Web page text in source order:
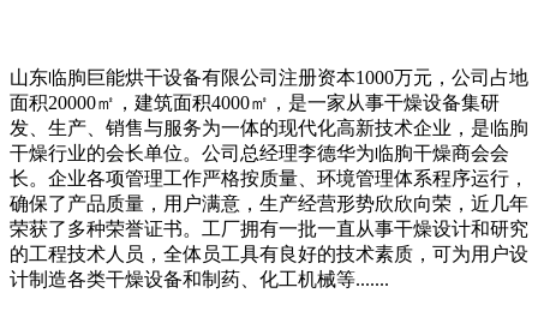
山东临朐巨能烘干设备有限公司注册资本1000万元，公司占地
面积20000㎡，建筑面积4000㎡，是一家从事干燥设备集研
发、生产、销售与服务为一体的现代化高新技术企业，是临朐
干燥行业的会长单位。公司总经理李德华为临朐干燥商会会
长。企业各项管理工作严格按质量、环境管理体系程序运行，
确保了产品质量，用户满意，生产经营形势欣欣向荣，近几年
荣获了多种荣誉证书。工厂拥有一批一直从事干燥设计和研究
的工程技术人员，全体员工具有良好的技术素质，可为用户设
计制造各类干燥设备和制药、化工机械等.......